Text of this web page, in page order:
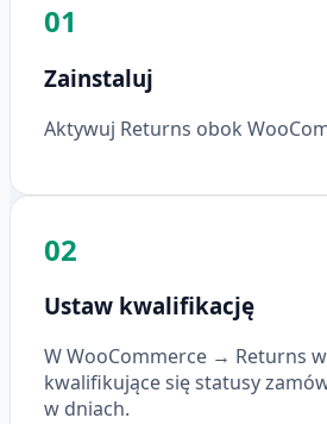
01
Zainstaluj
Aktywuj Returns obok
02
Ustaw kwalifikację
W WooCommerce → Returns
kwalifikujące się statusy
w dniach.